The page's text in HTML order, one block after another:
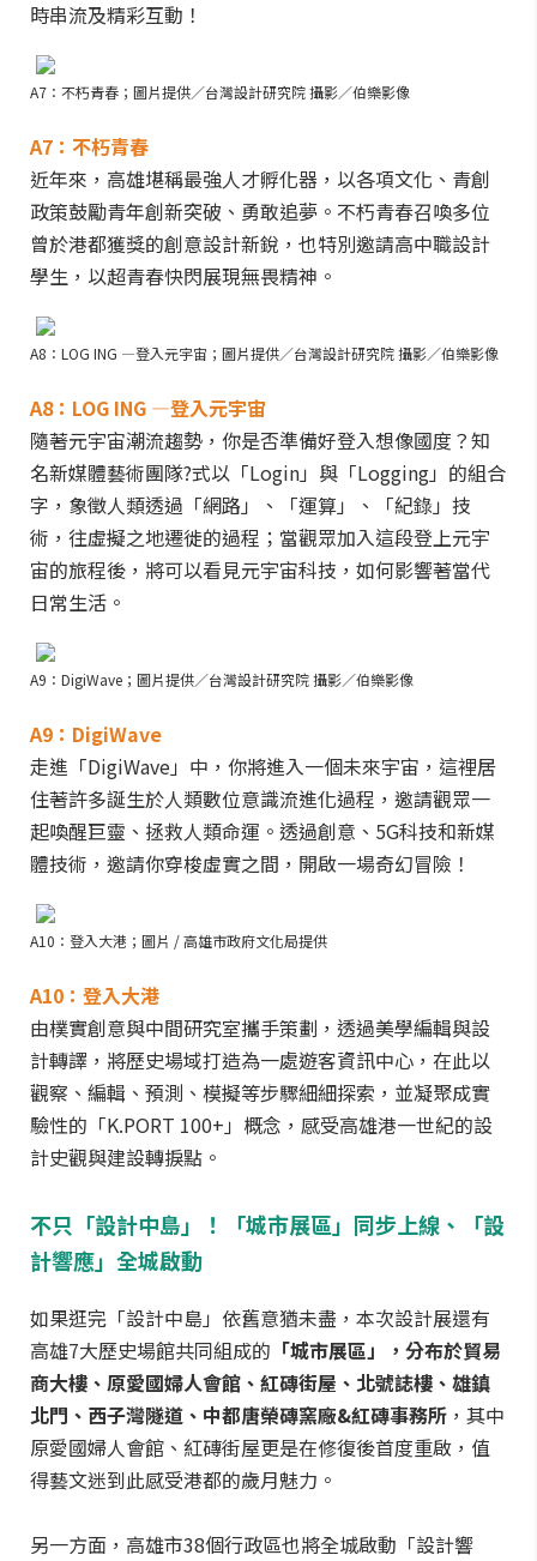
時串流及精彩互動！
A7：不朽青春；圖片提供／台灣設計研究院 攝影／伯樂影像
A7：不朽青春
近年來，高雄堪稱最強人才孵化器，以各項文化、青創
政策鼓勵青年創新突破、勇敢追夢。不朽青春召喚多位
曾於港都獲獎的創意設計新銳，也特別邀請高中職設計
學生，以超青春快閃展現無畏精神。
A8：LOG ING —登入元宇宙；圖片提供／台灣設計研究院 攝影／伯樂影像
A8：LOG ING —登入元宇宙
隨著元宇宙潮流趨勢，你是否準備好登入想像國度？知
名新媒體藝術團隊?式以「Login」與「Logging」的組合
字，象徵人類透過「網路」、「運算」、「紀錄」技
術，往虛擬之地遷徙的過程；當觀眾加入這段登上元宇
宙的旅程後，將可以看見元宇宙科技，如何影響著當代
日常生活。
A9：DigiWave；圖片提供／台灣設計研究院 攝影／伯樂影像
A9：DigiWave
走進「DigiWave」中，你將進入一個未來宇宙，這裡居
住著許多誕生於人類數位意識流進化過程，邀請觀眾一
起喚醒巨靈、拯救人類命運。透過創意、5G科技和新媒
體技術，邀請你穿梭虛實之間，開啟一場奇幻冒險！
A10：登入大港；圖片 / 高雄市政府文化局提供
A10：登入大港
由樸實創意與中間研究室攜手策劃，透過美學編輯與設
計轉譯，將歷史場域打造為一處遊客資訊中心，在此以
觀察、編輯、預測、模擬等步驟細細探索，並凝聚成實
驗性的「K.PORT 100+」概念，感受高雄港一世紀的設
計史觀與建設轉捩點。
不只「設計中島」！「城市展區」同步上線、「設
計響應」全城啟動
如果逛完「設計中島」依舊意猶未盡，本次設計展還有
高雄7大歷史場館共同組成的 「城市展區」，分布於貿易
商大樓、原愛國婦人會館、紅磚街屋、北號誌樓、雄鎮
北門、西子灣隧道、中都唐榮磚窯廠&紅磚事務所 ，其中
原愛國婦人會館、紅磚街屋更是在修復後首度重啟，值
得藝文迷到此感受港都的歲月魅力。
另一方面，高雄市38個行政區也將全城啟動「設計響